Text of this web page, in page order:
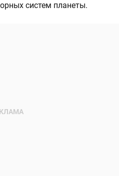
систем планеты.